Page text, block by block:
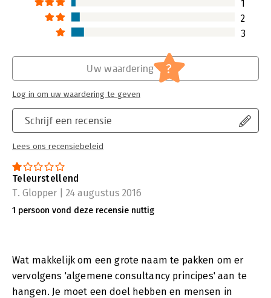
1
2
3
Schrijf een recensie
Lees ons recensiebeleid
Uw waardering ?
Log in om uw waardering te geven
Teleurstellend
T. Glopper | 24 augustus 2016
1 persoon vond deze recensie nuttig
Wat makkelijk om een grote naam te pakken om er
vervolgens 'algemene consultancy principes' aan te
hangen. Je moet een doel hebben en mensen in